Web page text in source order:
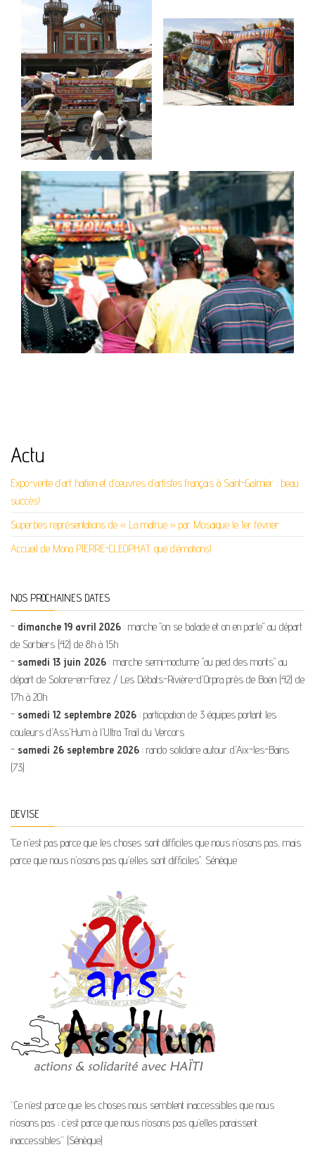
Actu
Expo-vente d’art haïtien et d’œuvres d’artistes français à Saint-Galmier : beau
succès!
Superbes représentations de « La matrue » par Mosaïque le 1er février
Accueil de Mona PIERRE-CLEOPHAT: que d’émotions!
NOS PROCHAINES DATES
- dimanche 19 avril 2026 : marche "on se balade et on en parle" au départ
de Sorbiers (42) de 8h à 15h
- samedi 13 juin 2026 : marche semi-nocturne "au pied des monts" au
départ de Solore-en-Forez / Les Débats-Rivière-d'Orpra près de Boën (42) de
17h à 20h
- samedi 12 septembre 2026 : participation de 3 équipes portant les
couleurs d'Ass'Hum à l'Ultra Trail du Vercors
- samedi 26 septembre 2026 : rando solidaire autour d'Aix-les-Bains
(73)
DEVISE
"Ce n'est pas parce que les choses sont difficiles que nous n'osons pas, mais
parce que nous n'osons pas qu'elles sont difficiles". Sénèque
“Ce n’est parce que les choses nous semblent inaccessibles que nous
n’osons pas ; c’est parce que nous n’osons pas qu’elles paraissent
inaccessibles” (Sénèque)